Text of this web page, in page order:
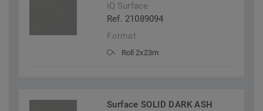
iQ Surface
Ref. 21089094
Format
Roll 2x23m
Surface SOLID DARK ASH